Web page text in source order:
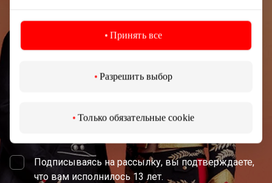
Принять все
Разрешить выбор
Только обязательные cookie
мероприятиях и самой свежей информации от
торгового центра AKROPOLIS.
Подписаться
Подписываясь на рассылку, вы подтверждаете,
что вам исполнилось 13 лет.